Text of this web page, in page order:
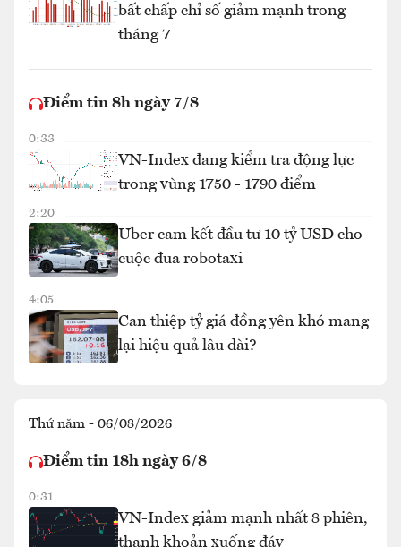
bất chấp chỉ số giảm mạnh trong
tháng 7
Điểm tin 8h ngày 7/8
0:33
VN-Index đang kiểm tra động lực
trong vùng 1750 - 1790 điểm
2:20
Uber cam kết đầu tư 10 tỷ USD cho
cuộc đua robotaxi
4:05
Can thiệp tỷ giá đồng yên khó mang
lại hiệu quả lâu dài?
Thứ năm - 06/08/2026
Điểm tin 18h ngày 6/8
0:31
VN-Index giảm mạnh nhất 8 phiên,
thanh khoản xuống đáy